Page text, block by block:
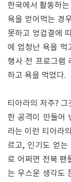
한국에서 활동하
욕을 얻어먹는 경
못하고 엉겁결에
에 엄청난 욕을 먹
행사 전 프로그램
하고 욕을 먹었다.
티아라의 저주?
한 공격이 만들어
라는 이런 티아라
르고, 인기도 얻는
로 어쩌면 전북 팬
는 우스운 생각도